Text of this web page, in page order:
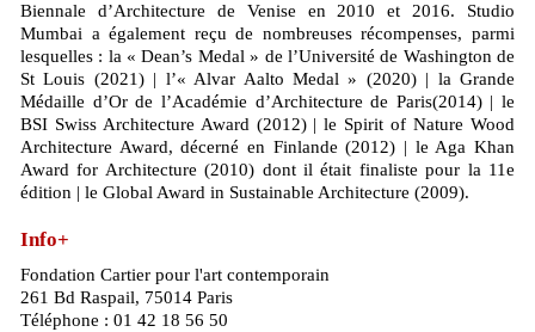
Biennale d’Architecture de Venise en 2010 et 2016. Studio
Mumbai a également reçu de nombreuses récompenses, parmi
lesquelles : la « Dean’s Medal » de l’Université de Washington de
St Louis (2021) | l’« Alvar Aalto Medal » (2020) | la Grande
Médaille d’Or de l’Académie d’Architecture de Paris(2014) | le
BSI Swiss Architecture Award (2012) | le Spirit of Nature Wood
Architecture Award, décerné en Finlande (2012) | le Aga Khan
Award for Architecture (2010) dont il était finaliste pour la 11e
édition | le Global Award in Sustainable Architecture (2009).
Info+
Fondation Cartier pour l'art contemporain
261 Bd Raspail, 75014 Paris
Téléphone : 01 42 18 56 50